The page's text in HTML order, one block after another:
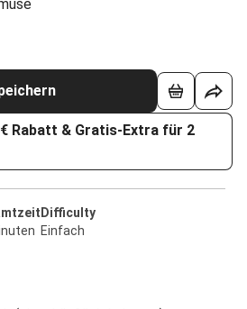
Rabatt & Gratis-Extra für 2
Difficulty
Einfach